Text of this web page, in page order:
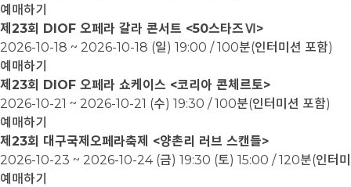
예매하기
제23회 DIOF 오페라 갈라 콘서트 <50스타즈Ⅵ>
2026-10-18 ~ 2026-10-18 (일) 19:00 / 100분(인터미션 포함)
예매하기
제23회 DIOF 오페라 쇼케이스 <코리아 콘체르토>
2026-10-21 ~ 2026-10-21 (수) 19:30 / 100분(인터미션 포함)
예매하기
제23회 대구국제오페라축제 <양촌리 러브 스캔들>
2026-10-23 ~ 2026-10-24 (금) 19:30 (토) 15:00 / 120분(인터
예매하기